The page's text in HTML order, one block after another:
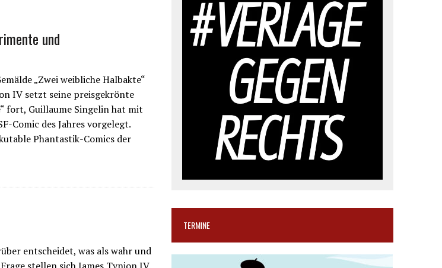
und
„Zwei weibliche Halbakte“
IV setzt seine preisgekrönte
fort, Guillaume Singelin hat mit
Comic des Jahres vorgelegt.
Phantastik-Comics der
entscheidet, was als wahr und
TERMINE